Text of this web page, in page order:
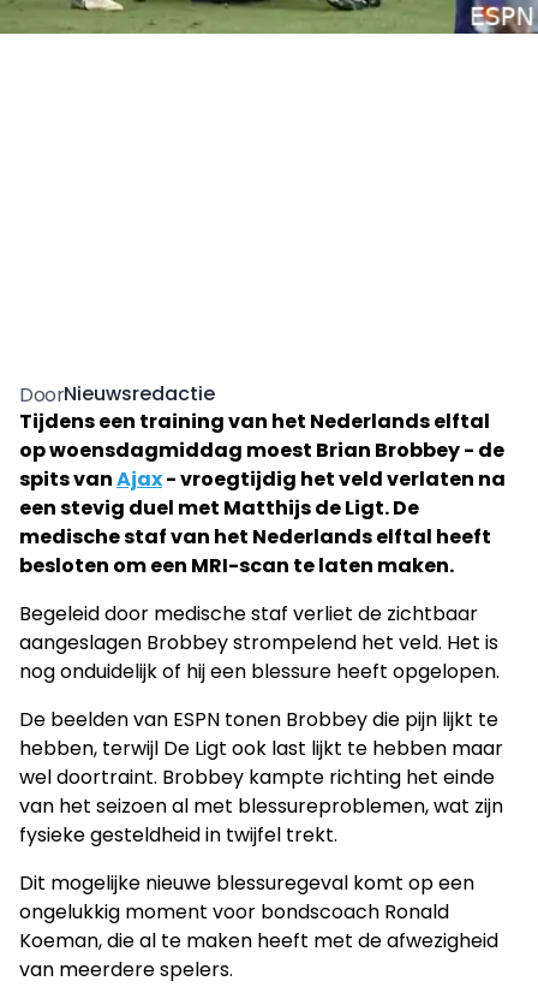
DoorNieuwsredactie
Tijdens een training van het Nederlands elftal
op woensdagmiddag moest Brian Brobbey - de
spits vanAjax- vroegtijdig het veld verlaten na
een stevig duel met Matthijs de Ligt. De
medische staf van het Nederlands elftal heeft
besloten om een MRI-scan te laten maken.
Begeleid door medische staf verliet de zichtbaar
aangeslagen Brobbey strompelend het veld. Het is
nog onduidelijk of hij een blessure heeft opgelopen.
De beelden van ESPN tonen Brobbey die pijn lijkt te
hebben, terwijl De Ligt ook last lijkt te hebben maar
wel doortraint. Brobbey kampte richting het einde
van het seizoen al met blessureproblemen, wat zijn
fysieke gesteldheid in twijfel trekt.
Dit mogelijke nieuwe blessuregeval komt op een
ongelukkig moment voor bondscoach Ronald
Koeman, die al te maken heeft met de afwezigheid
van meerdere spelers.